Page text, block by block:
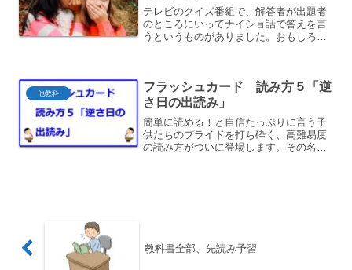
テレビのクイズ番組で、解答者が出題者
のところにいってナイショ話で答えを言
うというものがありました。おもしろそ
他教科
フラッシュカード 読み方５「逆
さ日の出読み」
簡単に読める！と自信たっぷりに言う子
供たちのプライドを打ち砕く、高難易度
の読み方がついに登場します。その名も
教科書全部、先読み予習